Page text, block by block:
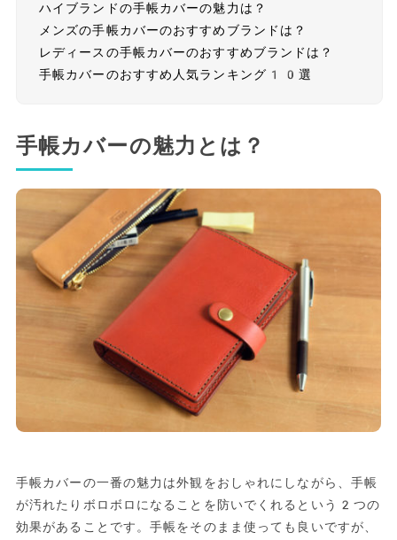
ハイブランドの手帳カバーの魅力は？
メンズの手帳カバーのおすすめブランドは？
レディースの手帳カバーのおすすめブランドは？
手帳カバーのおすすめ人気ランキング10選
手帳カバーの魅力とは？
手帳カバーの一番の魅力は外観をおしゃれにしながら、手帳
が汚れたりボロボロになることを防いでくれるという2つの
効果があることです。手帳をそのまま使っても良いですが、